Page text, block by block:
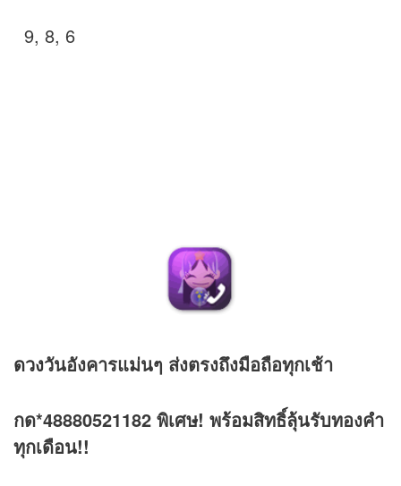
9, 8, 6
ดวงวันอังคารแม่นๆ ส่งตรงถึงมือถือทุกเช้า
กด*48880521182 พิเศษ! พร้อมสิทธิ์ลุ้นรับทองคำ
ทุกเดือน!!